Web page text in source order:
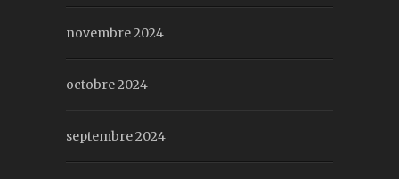
novembre 2024
octobre 2024
septembre 2024